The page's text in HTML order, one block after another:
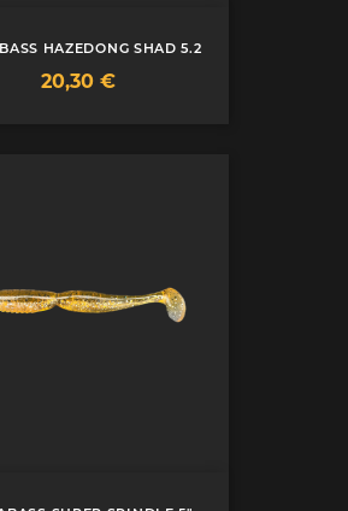
HAZEDONG SHAD 5.2
Prix
20,30 €